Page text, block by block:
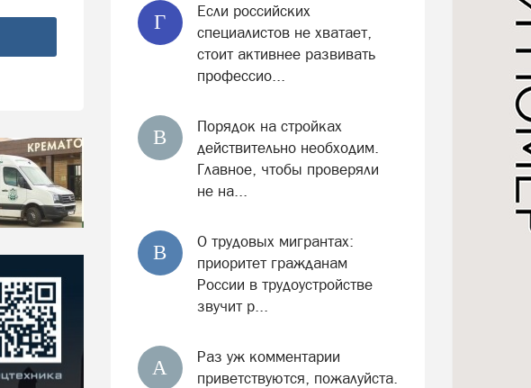
Г
Если российских
специалистов не хватает,
стоит активнее развивать
профессио...
В
Порядок на стройках
действительно необходим.
Главное, чтобы проверяли
не на...
В
О трудовых мигрантах:
приоритет гражданам
России в трудоустройстве
звучит р...
А
Раз уж комментарии
приветствуются, пожалуйста.